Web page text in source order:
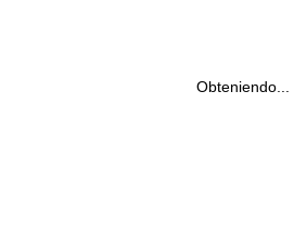
Obteniendo...